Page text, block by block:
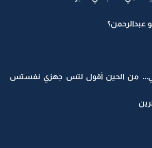
من الحين أقول لتس جهزي نفستس